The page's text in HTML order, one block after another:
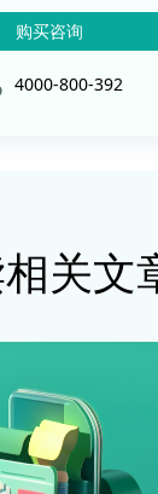
购买咨询
4000-800-392
关文